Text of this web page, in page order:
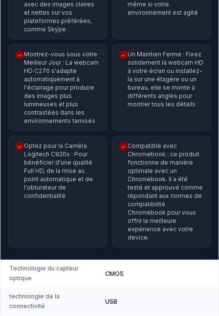
avec des images claires
et nettes sur vos
plateformes préférées,
comme Skype
même si votre
environnement est agité
✓ Montrez-vous sous votre
Meilleur Jour : La webcam
HD C270 s'adapte
automatiquement à
l'éclairage pour produire
des images plus
lumineuses et plus
contrastées dans les
environnements tamisés
✓ Un Maintien Ferme : Fixez
solidement la webcam HD
à votre écran ou installez-
la sur une étagère ou un
bureau, elle se monte à
différents angles pour
montrer tous les détails
✓ Optez pour la Caméra
Logitech C920s : Pour
bénéficier d'une qualité
Full HD, de la mise au
point automatique et de
l'obturateur de
confidentialité
✓ Compatible avec
Chromebook : ce produit
fonctionne de manière
optimale avec un
Chromebook. Il a été
testé et approuvé comme
répondant aux normes de
compatibilité
Chromebook pour vous
offrir la meilleure
expérience avec votre
device.
Technologie du capteur
optique
CMOS
technologie de la
connectivité
USB